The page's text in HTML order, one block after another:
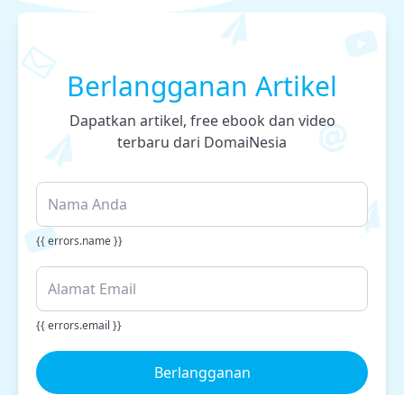
Berlangganan Artikel
Dapatkan artikel, free ebook dan video
terbaru dari DomaiNesia
{{ errors.name }}
{{ errors.email }}
Berlangganan